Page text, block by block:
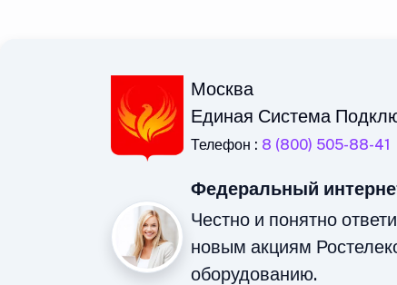
Москва
Единая Система
Телефон : 8 (800) 505-88-41
Федеральный
Честно и понятно
новым акциям
оборудованию.